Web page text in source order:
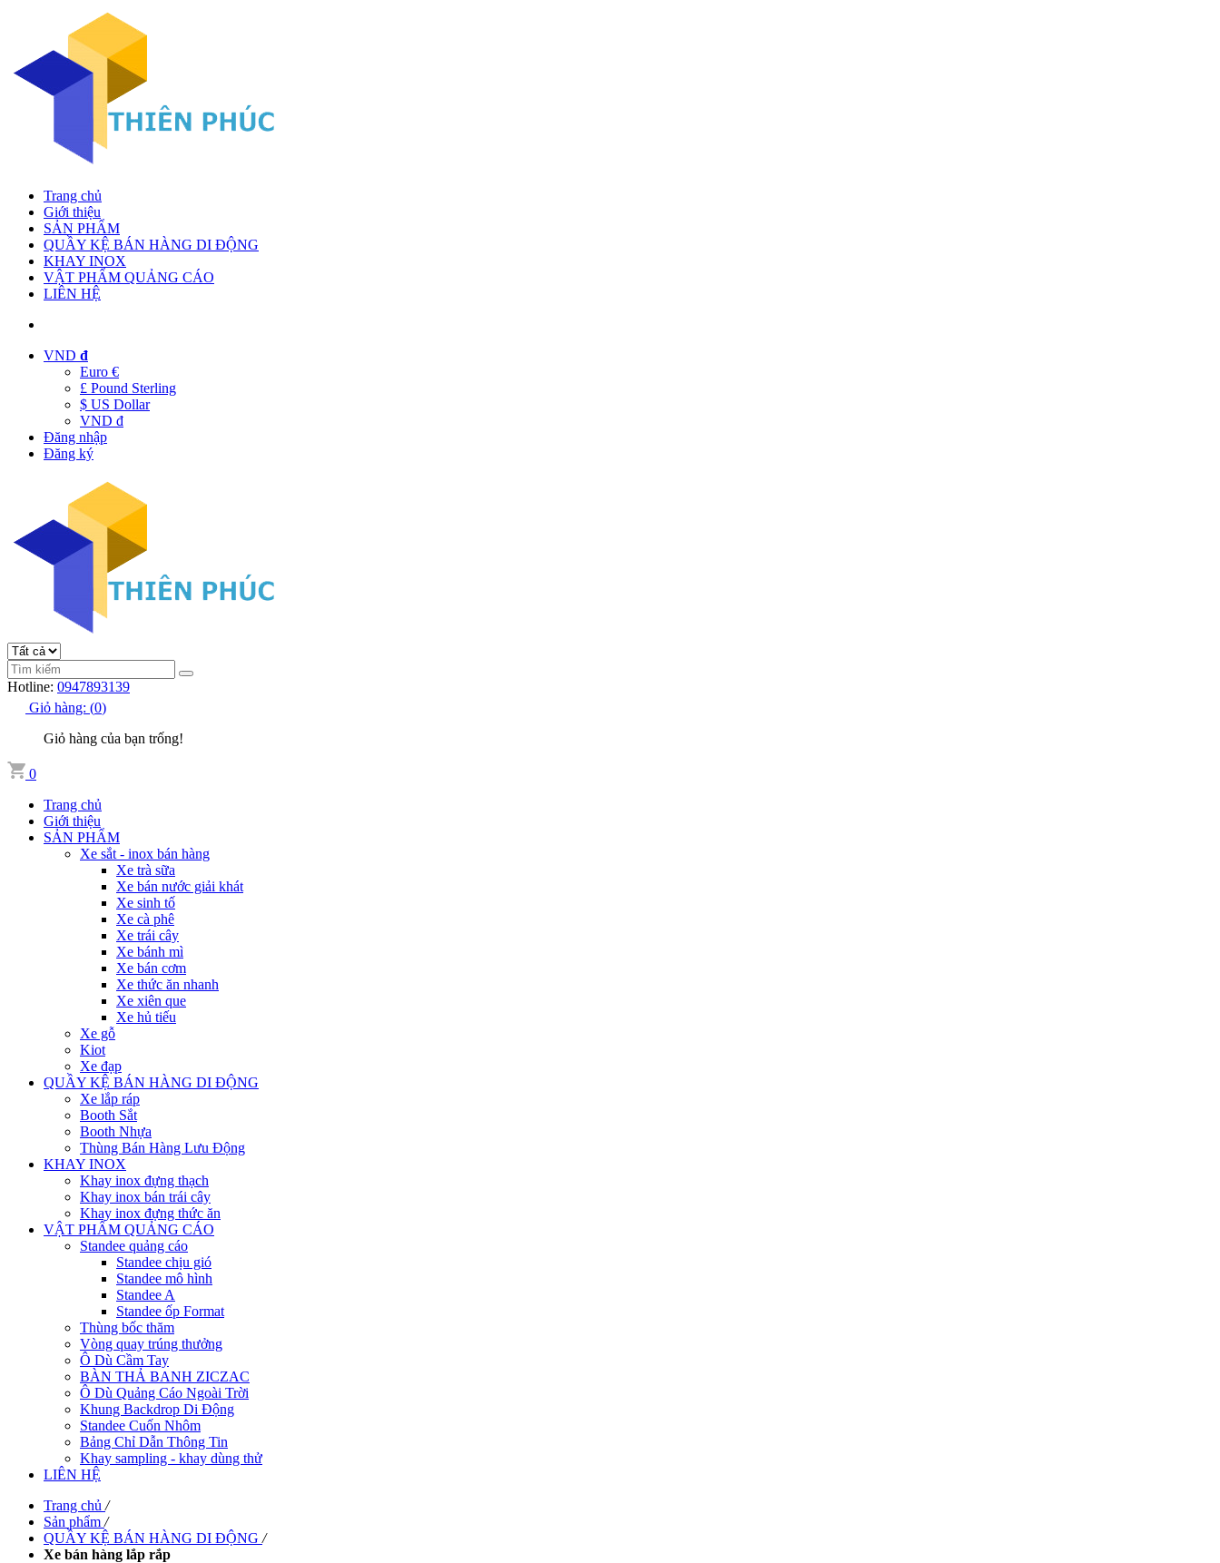
Trang chủ
Giới thiệu
SẢN PHẨM
QUẦY KỆ BÁN HÀNG DI ĐỘNG
KHAY INOX
VẬT PHẨM QUẢNG CÁO
LIÊN HỆ
VND đ
Euro €
£ Pound Sterling
$ US Dollar
VND đ
Đăng nhập
Đăng ký
Hotline: 0947893139
Giỏ hàng: (0)
Giỏ hàng của bạn trống!
0
Trang chủ
Giới thiệu
SẢN PHẨM
Xe sắt - inox bán hàng
Xe trà sữa
Xe bán nước giải khát
Xe sinh tố
Xe cà phê
Xe trái cây
Xe bánh mì
Xe bán cơm
Xe thức ăn nhanh
Xe xiên que
Xe hủ tiếu
Xe gỗ
Kiot
Xe đạp
QUẦY KỆ BÁN HÀNG DI ĐỘNG
Xe lắp ráp
Booth Sắt
Booth Nhựa
Thùng Bán Hàng Lưu Động
KHAY INOX
Khay inox đựng thạch
Khay inox bán trái cây
Khay inox đựng thức ăn
VẬT PHẨM QUẢNG CÁO
Standee quảng cáo
Standee chịu gió
Standee mô hình
Standee A
Standee ốp Format
Thùng bốc thăm
Vòng quay trúng thưởng
Ô Dù Cầm Tay
BÀN THẢ BANH ZICZAC
Ô Dù Quảng Cáo Ngoài Trời
Khung Backdrop Di Động
Standee Cuốn Nhôm
Bảng Chỉ Dẫn Thông Tin
Khay sampling - khay dùng thử
LIÊN HỆ
Trang chủ /
Sản phẩm /
QUẦY KỆ BÁN HÀNG DI ĐỘNG /
Xe bán hàng lắp rắp